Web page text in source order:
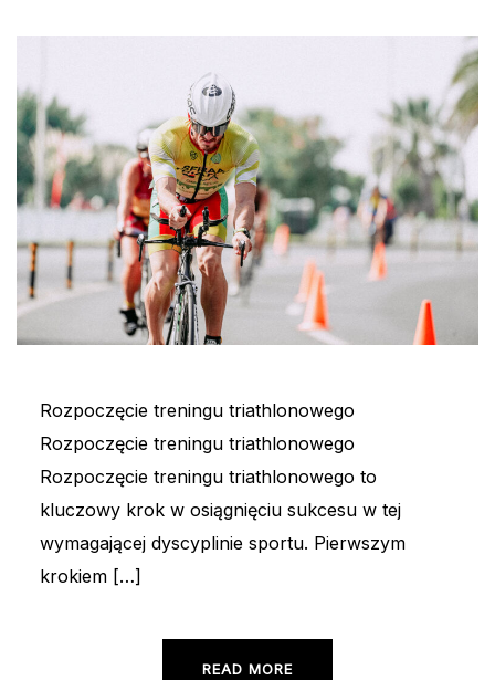
Rozpoczęcie treningu triathlonowego
Rozpoczęcie treningu triathlonowego
Rozpoczęcie treningu triathlonowego to
kluczowy krok w osiągnięciu sukcesu w tej
wymagającej dyscyplinie sportu. Pierwszym
krokiem […]
READ MORE